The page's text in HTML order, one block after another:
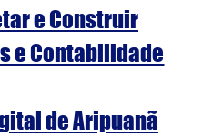
e Construir
e Contabilidade
de Aripuanã